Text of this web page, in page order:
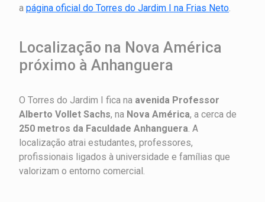
a página oficial do Torres do Jardim I na Frias Neto.
Localização na Nova América
próximo à Anhanguera
O Torres do Jardim I fica na avenida Professor
Alberto Vollet Sachs, na Nova América, a cerca de
250 metros da Faculdade Anhanguera. A
localização atrai estudantes, professores,
profissionais ligados à universidade e famílias que
valorizam o entorno comercial.